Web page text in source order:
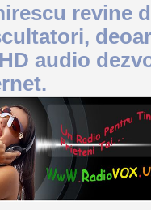
revine
audio